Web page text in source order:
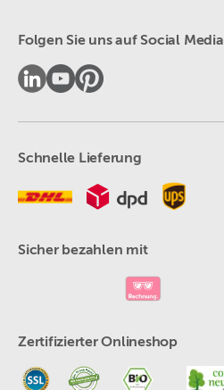
Folgen Sie uns auf Social Media
Schnelle Lieferung
Sicher bezahlen mit
Zertifizierter Onlineshop